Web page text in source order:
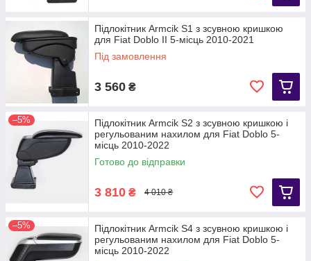
Підлокітник Armcik S1 з зсувною кришкою
для Fiat Doblo II 5-місць 2010-2021
Під замовлення
3 560 ₴
–5%
Підлокітник Armcik S2 з зсувною кришкою і
регульованим нахилом для Fiat Doblo 5-
місць 2010-2022
Готово до відправки
3 810 ₴ 4 010 ₴
–5%
Підлокітник Armcik S4 з зсувною кришкою і
регульованим нахилом для Fiat Doblo 5-
місць 2010-2022